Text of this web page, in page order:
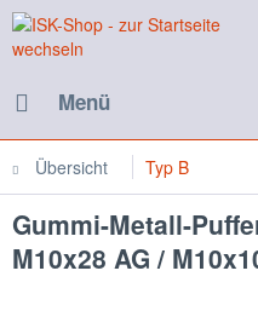
Menü
Übersicht Typ B
Gummi-Metall-
M10x28 AG /